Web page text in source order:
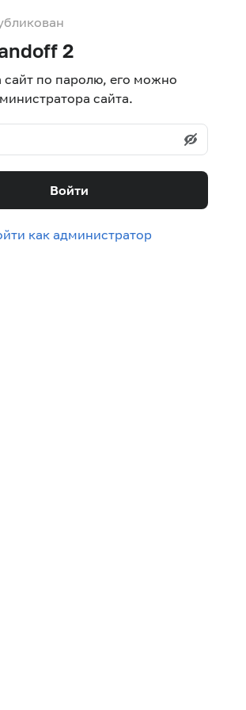
2
сайт по паролю, его можно
сайта.
Войти
как администратор